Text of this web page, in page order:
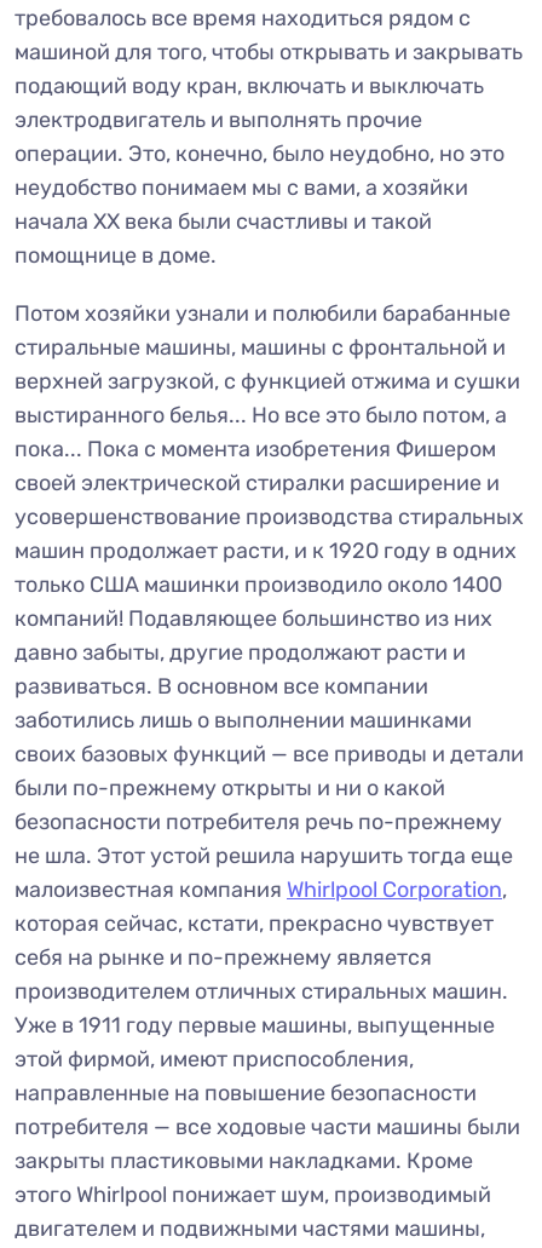
требовалось все время находиться рядом с
машиной для того, чтобы открывать и закрывать
подающий воду кран, включать и выключать
электродвигатель и выполнять прочие
операции. Это, конечно, было неудобно, но это
неудобство понимаем мы с вами, а хозяйки
начала ХХ века были счастливы и такой
помощнице в доме.
Потом хозяйки узнали и полюбили барабанные
стиральные машины, машины с фронтальной и
верхней загрузкой, с функцией отжима и сушки
выстиранного белья... Но все это было потом, а
пока... Пока с момента изобретения Фишером
своей электрической стиралки расширение и
усовершенствование производства стиральных
машин продолжает расти, и к 1920 году в одних
только США машинки производило около 1400
компаний! Подавляющее большинство из них
давно забыты, другие продолжают расти и
развиваться. В основном все компании
заботились лишь о выполнении машинками
своих базовых функций — все приводы и детали
были по-прежнему открыты и ни о какой
безопасности потребителя речь по-прежнему
не шла. Этот устой решила нарушить тогда еще
малоизвестная компания Whirlpool Corporation,
которая сейчас, кстати, прекрасно чувствует
себя на рынке и по-прежнему является
производителем отличных стиральных машин.
Уже в 1911 году первые машины, выпущенные
этой фирмой, имеют приспособления,
направленные на повышение безопасности
потребителя — все ходовые части машины были
закрыты пластиковыми накладками. Кроме
этого Whirlpool понижает шум, производимый
двигателем и подвижными частями машины,